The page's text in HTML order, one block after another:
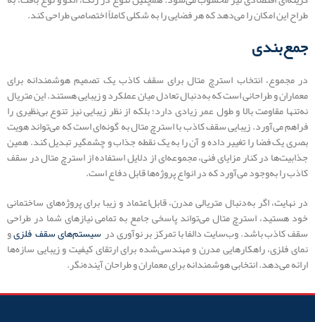
طراح این امکان را می‌دهد که هر فضایی را به شکلی کاملاً اختصاصی طراحی کند.
جمع‌بندی
در مجموع، انتخاب استرچ متال برای سقف کاذب یک تصمیم هوشمندانه برای
معماران و طراحانی است که به‌دنبال تعادل میان عملکرد و زیبایی هستند. این متریال
نه‌تنها مقاومت بالا و طول عمر زیادی دارد؛ بلکه از نظر زیبایی نیز تنوع بی‌نظیری را
فراهم می‌آورد. زیبایی سقف کاذب با استرچ متال به گونه‌ای است که می‌تواند هویت
بصری یک فضا را تغییر داده و آن را به یک نقطه جذاب و چشمگیر تبدیل کند. همین
جذابیت‌ها در کنار مزایای فنی، مجموعه‌ای از دلایل استفاده از استرچ متال در سقف
کاذب را به‌وجود می‌آورد که در انواع پروژه‌ها قابل دفاع است.
در نهایت، اگر به‌دنبال متریالی مدرن، قابل‌اعتماد و زیبا برای پروژه‌های ساختمانی
خود هستید، استرچ متال می‌تواند پاسخی جامع به تمامی نیازهای شما در طراحی
سقف کاذب باشد. وب‌سایت دالفا با تمرکز بر نوآوری در سیستم‌های سقف فلزیو
نمای فلزی، راهکارهایی مدرن و مهندسی‌شده برای ارتقای کیفیت و زیبایی سازه‌ها
ارائه می‌دهد. انتخابی هوشمندانه برای معماران و طراحان آینده‌نگر.